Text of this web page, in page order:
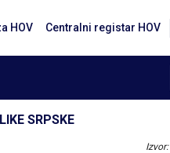
HOV Centralni registar HOV
SRPSKE